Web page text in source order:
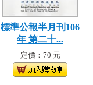
標準公報半月刊106
年 第二十...
定價：70 元